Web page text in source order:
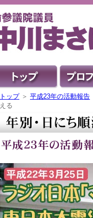
トップ＞ 平成23年の活動報告
える